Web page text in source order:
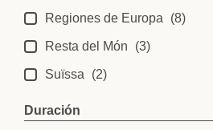
Regiones de Europa (8)
Resta del Món (3)
Suïssa (2)
Duración